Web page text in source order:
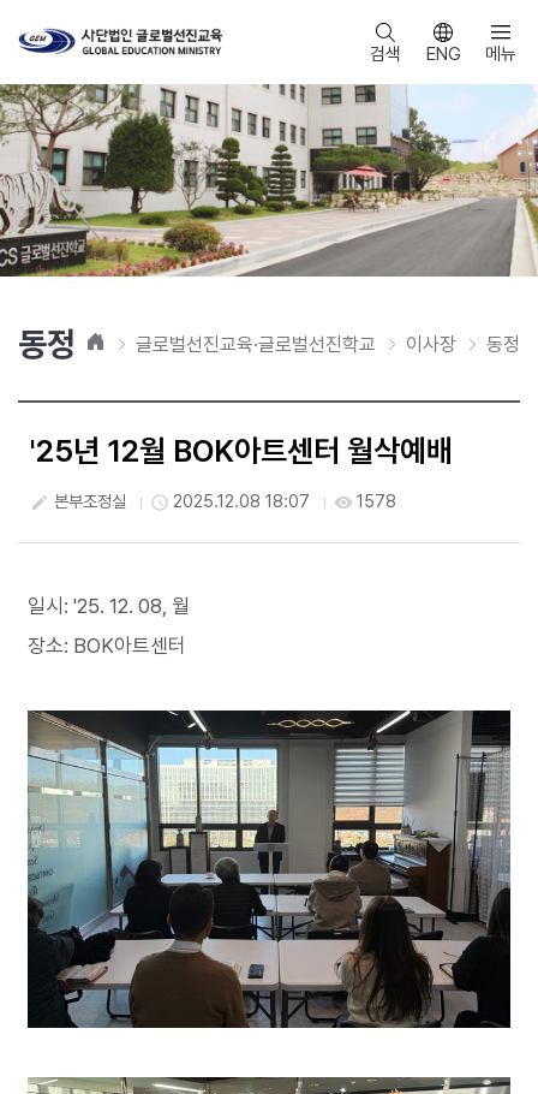
검색 ENG 메뉴
동정 홈 글로벌선진교육·글로벌선진학교 이사장 동정
'25년 12월 BOK아트센터 월삭예배
create 본부조정실 access_time 2025.12.08 18:07 visibility 1578
일시: '25. 12. 08, 월
장소: BOK아트센터